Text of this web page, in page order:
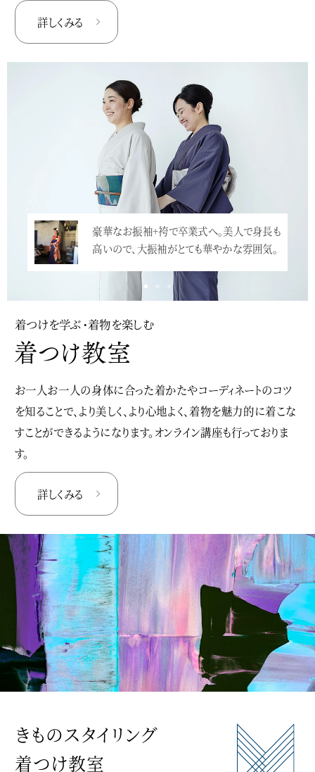
詳しくみる
着つけを学ぶ・着物を楽しむ
お一人お一人の身体に合った着かたやコーディネートのコツ
を知ることで、より美しく、より心地よく、着物を魅力的に着こな
すことができるようになります。オンライン講座も行っておりま
す。
詳しくみる
豪華なお振袖+袴で卒業式へ。美人で身長も
高いので、大振袖がとても華やかな雰囲気。
きものスタイリング
着つけ教室